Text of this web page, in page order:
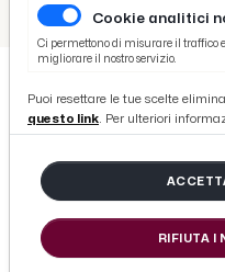
Monsampolo del Tronto, Vigili del Fuoco in
Monsampolo
Fuoco in
vano motore
a gpl
Cookie analitici
Ci permettono di misurare il traffico
migliorare il nostro servizio.
Puoi resettare le tue scelte
questo link. Per ulteriori
RIFIUTA I
Ciclismo